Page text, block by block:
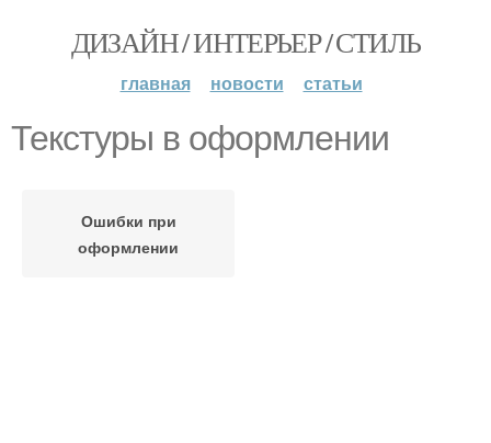
ДИЗАЙН / ИНТЕРЬЕР / СТИЛЬ
главная новости статьи
Текстуры в оформлении
Ошибки при
оформлении